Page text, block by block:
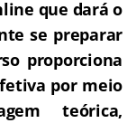
que dará o
se preparar
proporciona
por meio
teórica,